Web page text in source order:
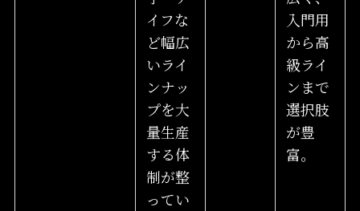
イフな
ど幅広
いライ
ンナッ
プを大
量生産
する体
制が整
ってい
入門用
から高
級ライ
ンまで
選択肢
が豊
富。